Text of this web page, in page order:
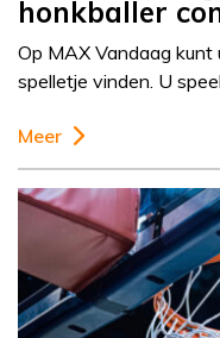
honkballer
Op MAX Vandaag
spelletje vinden. U
Meer